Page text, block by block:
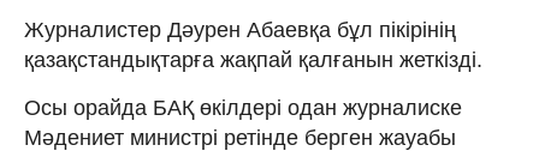
Журналистер Дәурен Абаевқа бұл пікірінің
қазақстандықтарға жақпай қалғанын жеткізді.
Осы орайда БАҚ өкілдері одан журналиске
Мәдениет министрі ретінде берген жауабы